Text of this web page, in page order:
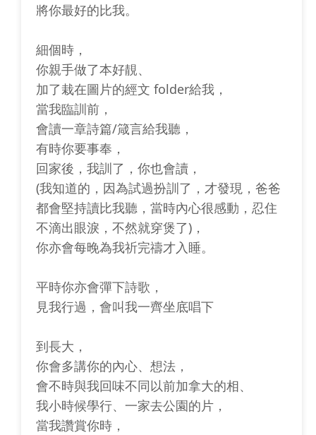
將你最好的比我。
細個時，
你親手做了本好靚、
加了栽在圖片的經文 folder給我，
當我臨訓前，
會讀一章詩篇/箴言給我聽，
有時你要事奉，
回家後，我訓了，你也會讀，
(我知道的，因為試過扮訓了，才發現，爸爸
都會堅持讀比我聽，當時內心很感動，忍住
不滴出眼淚，不然就穿煲了)，
你亦會每晚為我祈完禱才入睡。
平時你亦會彈下詩歌，
見我行過，會叫我一齊坐底唱下
到長大，
你會多講你的內心、想法，
會不時與我回味不同以前加拿大的相、
我小時候學行、一家去公園的片，
當我讚賞你時，